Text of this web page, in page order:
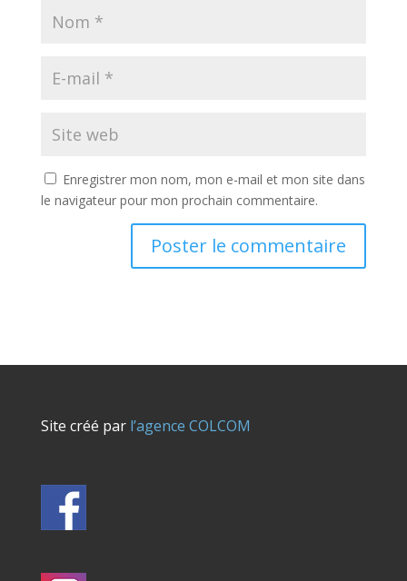
Enregistrer mon nom, mon e-mail et mon site dans
le navigateur pour mon prochain commentaire.
Site créé parl’agence COLCOM